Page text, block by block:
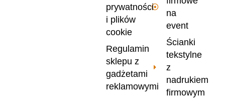
na
event
Ścianki
tekstylne
z
nadrukiem
firmowym
prywatności
i plików
cookie
Regulamin
sklepu z
gadżetami
reklamowymi